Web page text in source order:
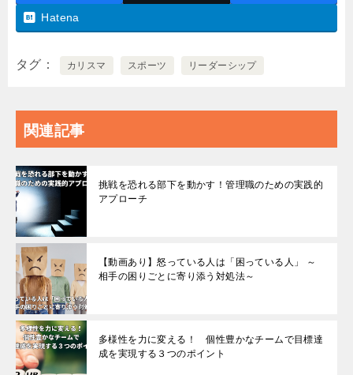
Hatena
タグ カリスマ スポーツ リーダーシップ
関連記事
挑戦を恐れる部下を動かす！管理職のための実践的
アプローチ
【動画あり】怒っている人は「困っている人」 ～
相手の困りごとに寄り添う対処法～
多様性を力に変える！ 個性豊かなチームで目標達
成を実現する３つのポイント